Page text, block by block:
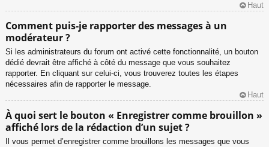
Haut
Comment puis-je rapporter des messages à un
modérateur ?
Si les administrateurs du forum ont activé cette fonctionnalité, un bouton
dédié devrait être affiché à côté du message que vous souhaitez
rapporter. En cliquant sur celui-ci, vous trouverez toutes les étapes
nécessaires afin de rapporter le message.
Haut
À quoi sert le bouton « Enregistrer comme brouillon »
affiché lors de la rédaction d’un sujet ?
Il vous permet d’enregistrer comme brouillons les messages que vous